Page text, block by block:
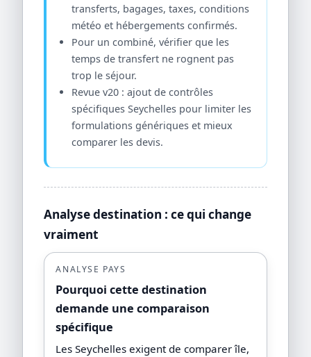
transferts, bagages, taxes, conditions
météo et hébergements confirmés.
Pour un combiné, vérifier que les
temps de transfert ne rognent pas
trop le séjour.
Revue v20 : ajout de contrôles
spécifiques Seychelles pour limiter les
formulations génériques et mieux
comparer les devis.
Analyse destination : ce qui change
vraiment
ANALYSE PAYS
Pourquoi cette destination
demande une comparaison
spécifique
Les Seychelles exigent de comparer île,